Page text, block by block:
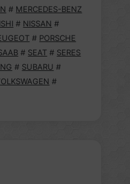
# MERCEDES-BENZ
# NISSAN #
# PORSCHE
# SEAT # SERES
# SUBARU #
#